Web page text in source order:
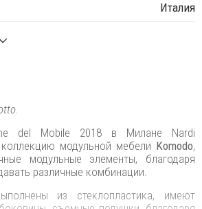
Италия
del Mobile 2018 в Милане Nardi
модульной мебели Komodo,
модульные элементы, благодаря
различные комбинации.
из стеклопластика, имеют